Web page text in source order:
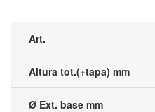
Art.
Altura tot.(+tapa) mm
Ø Ext. base mm